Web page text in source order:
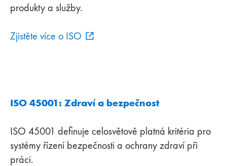
produkty a služby.
Zjistěte více o ISO
ISO 45001: Zdraví a bezpečnost
ISO 45001 definuje celosvětově platná kritéria pro
systémy řízení bezpečnosti a ochrany zdraví při
práci.